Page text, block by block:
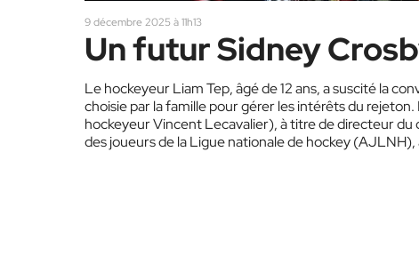
9 décembre 2025 à 11h13
Un futur Sidney
Le hockeyeur Liam Tep, âgé de 12 ans, a suscité la
choisie par la famille pour gérer les intérêts du
hockeyeur Vincent Lecavalier), à titre de directeur
des joueurs de la Ligue nationale de hockey